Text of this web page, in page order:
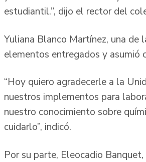
estudiantil.”, dijo el rector del
Yuliana Blanco Martínez, una de
elementos entregados y asumió
“Hoy quiero agradecerle a la
nuestros implementos para
nuestro conocimiento sobre
cuidarlo”, indicó.
Por su parte, Eleocadio